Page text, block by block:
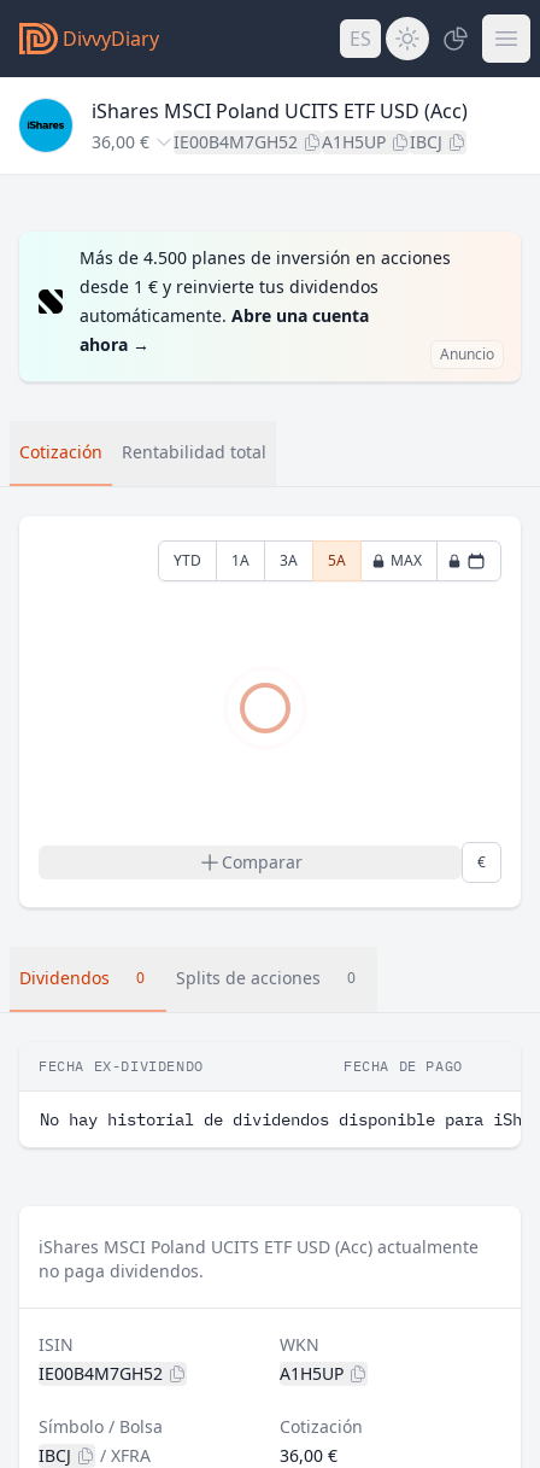
DivvyDiary ES
iShares MSCI Poland UCITS ETF USD (Acc)
36,00 € IE00B4M7GH52 A1H5UP IBCJ
Más de 4.500 planes de inversión en acciones
desde 1 € y reinvierte tus dividendos
automáticamente. Abre una cuenta
ahora → Anuncio
Cotización Rentabilidad total
YTD 1A 3A 5A MAX
Comparar €
Dividendos 0 Splits de acciones 0
FECHA EX-DIVIDENDO FECHA DE PAGO
No hay historial de dividendos disponible para
iShares MSCI Poland UCITS ETF USD (Acc) actualmente
no paga dividendos.
ISIN
IE00B4M7GH52
WKN
A1H5UP
Símbolo / Bolsa
IBCJ
/ XFRA
Cotización
36,00 €